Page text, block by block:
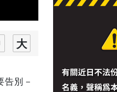
告別－